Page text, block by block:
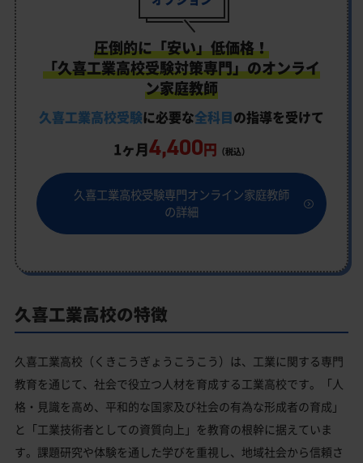
圧倒的に「安い」低価格！
「久喜工業高校受験対策専門」のオンライ
ン家庭教師
久喜工業高校受験に必要な全科目の指導を受けて
1ヶ月4,400円 （税込）
久喜工業高校受験専門オンライン家庭教師
の詳細
久喜工業高校の特徴
久喜工業高校（くきこうぎょうこうこう）は、工業に関する専門
教育を通じて、社会で役立つ人材を育成する工業高校です。「人
格・見識を高め、平和的な国家及び社会の有為な形成者の育成」
と「工業技術者としての資質向上」を教育の根幹に据えていま
す。課題研究や体験を通した学びを重視し、地域社会から信頼さ